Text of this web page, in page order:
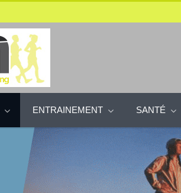
ENTRAINEMENT SANTÉ